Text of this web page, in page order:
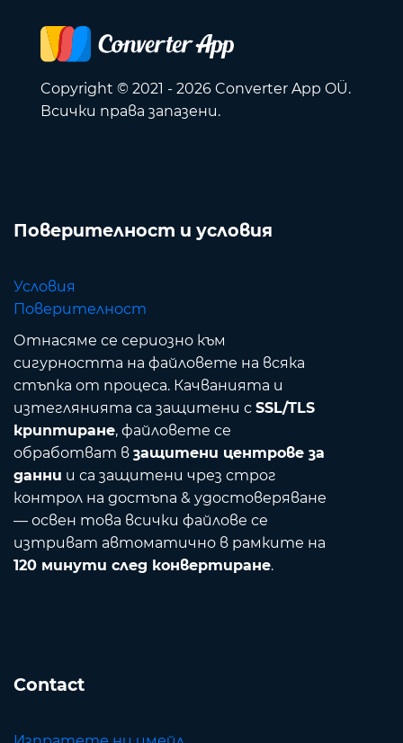
Copyright © 2021 - 2026 Converter App OÜ.
Всички права запазени.
Поверителност и условия
Условия
Поверителност
Отнасяме се сериозно към
сигурността на файловете на всяка
стъпка от процеса. Качванията и
изтеглянията са защитени с SSL/TLS
криптиране, файловете се
обработват в защитени центрове за
данни и са защитени чрез строг
контрол на достъпа & удостоверяване
— освен това всички файлове се
изтриват автоматично в рамките на
120 минути след конвертиране.
Contact